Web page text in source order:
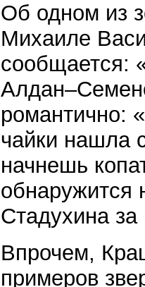
Об одном из
Михаиле
сообщается:
романтично:
чайки нашла
начнешь
обнаружится
Стадухина за
Впрочем,
примеров